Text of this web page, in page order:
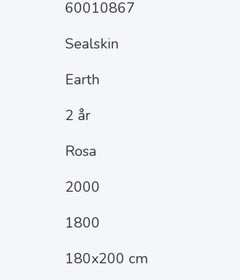
60010867
Sealskin
Earth
2 år
Rosa
2000
1800
180x200 cm